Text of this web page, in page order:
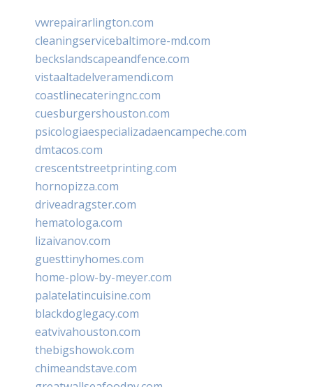
vwrepairarlington.com
cleaningservicebaltimore-md.com
beckslandscapeandfence.com
vistaaltadelveramendi.com
coastlinecateringnc.com
cuesburgershouston.com
psicologiaespecializadaencampeche.com
dmtacos.com
crescentstreetprinting.com
hornopizza.com
driveadragster.com
hematologa.com
lizaivanov.com
guesttinyhomes.com
home-plow-by-meyer.com
palatelatincuisine.com
blackdoglegacy.com
eatvivahouston.com
thebigshowok.com
chimeandstave.com